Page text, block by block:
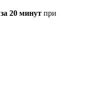
за 20 минут при